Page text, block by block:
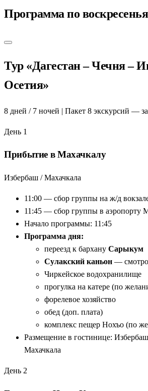
Грозный-Сити:
архитектура
планировать
Профессиональные местные гиды:
Программа по
Тур «Дагестан – Чечня –
Осетия»
8 дней / 7 ночей | Пакет 8 экскурсий —
День 1
Прибытие в Махачкалу
Избербаш / Махачкала
11:00 — сбор группы на ж/д
11:45 — сбор группы в аэропорту
Начало программы: 11:45
Программа дня:
переезд к бархану Сарыкум
Сулакский каньон —
Чиркейское водохранилище
прогулка на катере (по
форелевое хозяйство
обед (доп. плата)
комплекс пещер Нохъо (по
Размещение в гостинице:
Махачкала
День 2